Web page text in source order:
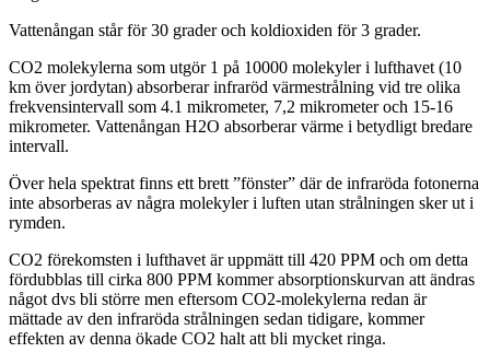
Vattenångan står för 30 grader och koldioxiden för 3 grader.
CO2 molekylerna som utgör 1 på 10000 molekyler i lufthavet (10
km över jordytan) absorberar infraröd värmestrålning vid tre olika
frekvensintervall som 4.1 mikrometer, 7,2 mikrometer och 15-16
mikrometer. Vattenångan H2O absorberar värme i betydligt bredare
intervall.
Över hela spektrat finns ett brett ”fönster” där de infraröda fotonerna
inte absorberas av några molekyler i luften utan strålningen sker ut i
rymden.
CO2 förekomsten i lufthavet är uppmätt till 420 PPM och om detta
fördubblas till cirka 800 PPM kommer absorptionskurvan att ändras
något dvs bli större men eftersom CO2-molekylerna redan är
mättade av den infraröda strålningen sedan tidigare, kommer
effekten av denna ökade CO2 halt att bli mycket ringa.